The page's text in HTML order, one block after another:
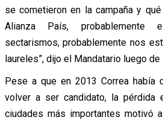
se cometieron en la campaña y
Alianza País, probablemente
sectarismos, probablemente nos
laureles”, dijo el Mandatario luego
Pese a que en 2013 Correa había
volver a ser candidato, la
ciudades más importantes motivó